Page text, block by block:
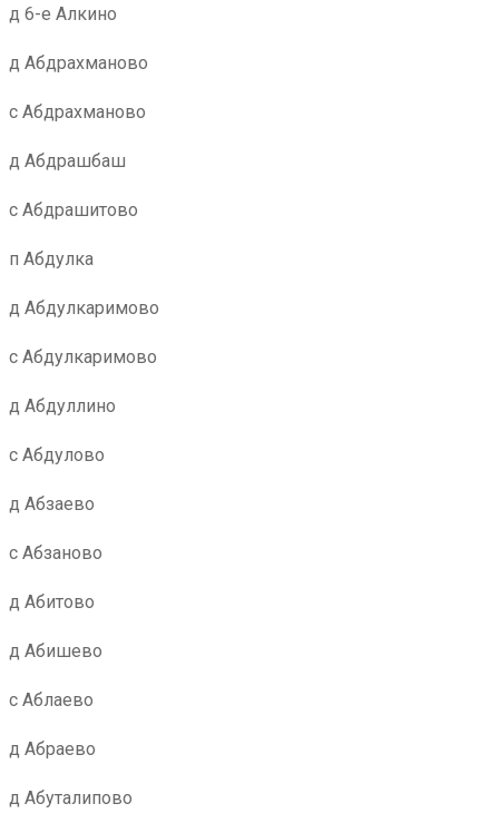
д 6-е Алкино
д Абдрахманово
с Абдрахманово
д Абдрашбаш
с Абдрашитово
п Абдулка
д Абдулкаримово
с Абдулкаримово
д Абдуллино
с Абдулово
д Абзаево
с Абзаново
д Абитово
д Абишево
с Аблаево
д Абраево
д Абуталипово